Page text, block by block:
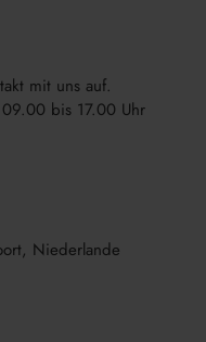
mit uns auf.
bis 17.00 Uhr
Niederlande